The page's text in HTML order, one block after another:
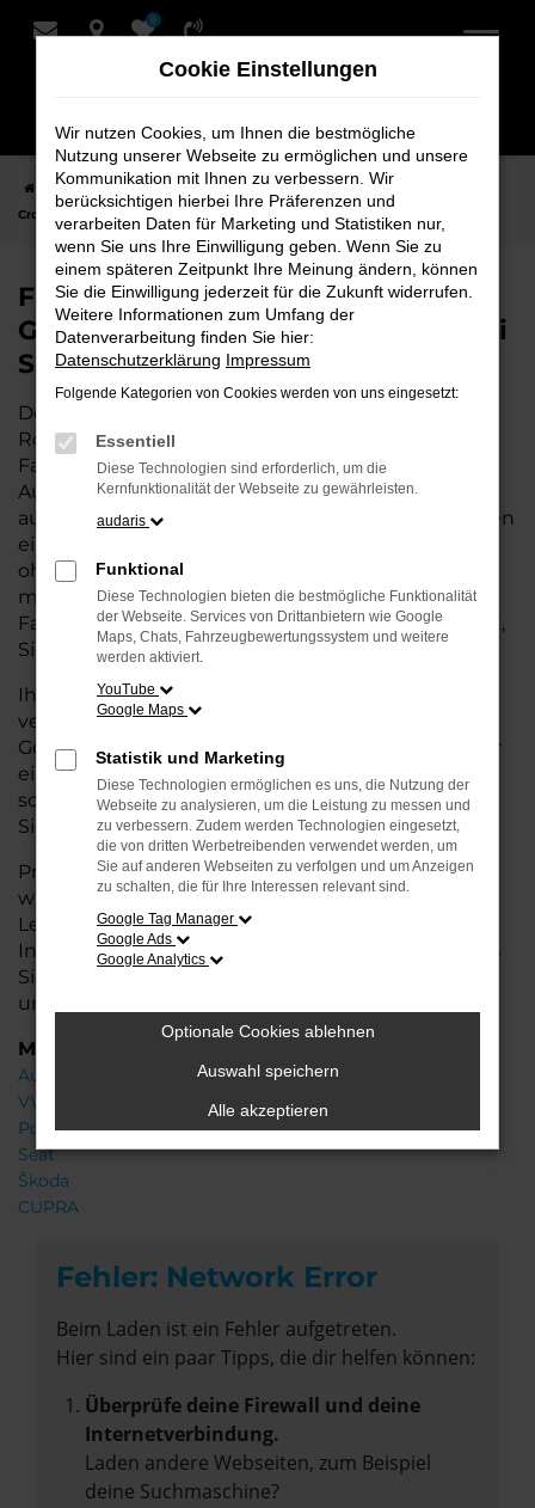
Zum
0
Startseite Rotenburg VW VW T-Cross
Finden Sie Ihren VW T-
Cross Gebrauchtwagen für Rotenburg bei Schmidt + Koch
Finden Sie Ihren VW T-Cross
Gebrauchtwagen für Rotenburg bei
Schmidt + Koch
Der VW T-Cross ist die perfekte Wahl für alle in
Rotenburg, die ein zuverlässiges und modernes
Fahrzeug suchen.Mit seiner erstklassigen
Ausstattung, der niedrigen Laufleistung und der
ausgezeichneten Pflege ist dieser Gebrauchtwagen
eine kostengünstige Alternative zum Neuwagen,
ohne auf Komfort und Qualität verzichten zu
müssen. Ob im Stadtverkehr oder für längere
Fahrten, der T-Cross überzeugt durch Fahrkomfort,
Sicherheit und Wirtschaftlichkeit.
Ihr VW Autohaus in Rotenburg ist Ihr
vertrauenswürdiger Partner, wenn es um
Gebrauchtwagen geht. Wir bieten Ihnen nicht nur
eine große Auswahl an geprüften Fahrzeugen,
sondern auch eine fachkundige Beratung, damit
Sie das für Sie passende Modell finden.
Profitieren Sie von unseren zusätzlichenServices
wie attraktiven Finanzierungsmöglichkeiten,
Leasingangeboten und der bequemen
Inzahlungnahme Ihres alten Fahrzeugs. Besuchen
Sie uns und überzeugen Sie sich von der Qualität
und dem Service, den wir Ihnen bieten!
Marken
Audi
VW
Porsche
Seat
Škoda
CUPRA
Fehler: Network Error
Beim Laden ist ein Fehler aufgetreten.
Hier sind ein paar Tipps, die dir helfen können:
Überprüfe deine Firewall und deine
Internetverbindung.
Laden andere Webseiten, zum Beispiel
deine Suchmaschine?
Cookie Einstellungen
Wir nutzen Cookies, um Ihnen die bestmögliche
Nutzung unserer Webseite zu ermöglichen und unsere
Kommunikation mit Ihnen zu verbessern. Wir
berücksichtigen hierbei Ihre Präferenzen und
verarbeiten Daten für Marketing und Statistiken nur,
wenn Sie uns Ihre Einwilligung geben. Wenn Sie zu
einem späteren Zeitpunkt Ihre Meinung ändern, können
Sie die Einwilligung jederzeit für die Zukunft widerrufen.
Weitere Informationen zum Umfang der
Datenverarbeitung finden Sie hier:
Datenschutzerklärung Impressum
Folgende Kategorien von Cookies werden von uns eingesetzt:
Essentiell
Diese Technologien sind erforderlich, um die
Kernfunktionalität der Webseite zu gewährleisten.
audaris
Funktional
Diese Technologien bieten die bestmögliche Funktionalität
der Webseite. Services von Drittanbietern wie Google
Maps, Chats, Fahrzeugbewertungssystem und weitere
werden aktiviert.
YouTube
Google Maps
Statistik und Marketing
Diese Technologien ermöglichen es uns, die Nutzung der
Webseite zu analysieren, um die Leistung zu messen und
zu verbessern. Zudem werden Technologien eingesetzt,
die von dritten Werbetreibenden verwendet werden, um
Sie auf anderen Webseiten zu verfolgen und um Anzeigen
zu schalten, die für Ihre Interessen relevant sind.
Google Tag Manager
Google Ads
Google Analytics
Optionale Cookies ablehnen
Auswahl speichern
Alle akzeptieren